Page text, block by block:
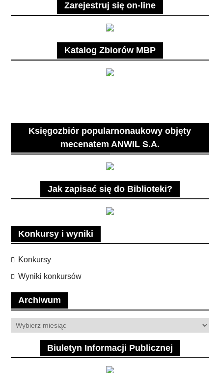
Zarejestruj się on-line
Katalog Zbiorów MBP
Księgozbiór popularnonaukowy objęty
mecenatem ANWIL S.A.
Jak zapisać się do Biblioteki?
Konkursy i wyniki
Konkursy
Wyniki konkursów
Archiwum
Archiwum
Biuletyn Informacji Publicznej